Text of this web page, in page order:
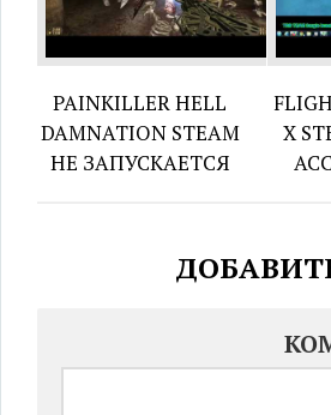
PAINKILLER HELL
DAMNATION STEAM
НЕ ЗАПУСКАЕТСЯ
X